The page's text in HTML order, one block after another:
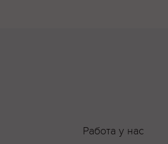
Работа у нас